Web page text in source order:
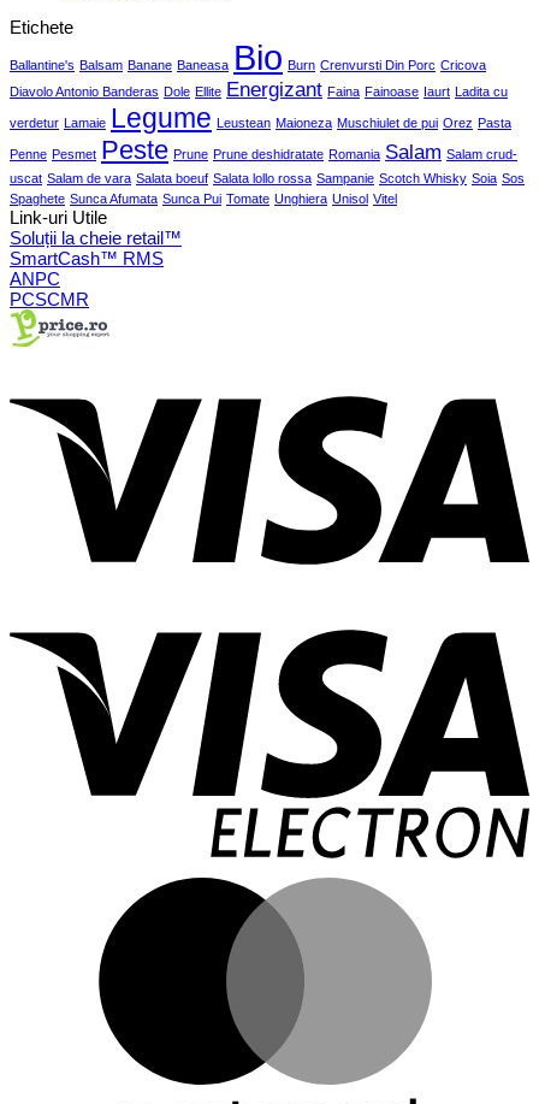
Etichete
Ballantine's Balsam Banane Baneasa Bio Burn Crenvursti Din Porc Cricova
Diavolo Antonio Banderas Dole Ellite Energizant Faina Fainoase Iaurt Ladita cu
verdetur Lamaie Legume Leustean Maioneza Muschiulet de pui Orez Pasta
Penne Pesmet Peste Prune Prune deshidratate Romania Salam Salam crud-
uscat Salam de vara Salata boeuf Salata lollo rossa Sampanie Scotch Whisky Soia Sos
Spaghete Sunca Afumata Sunca Pui Tomate Unghiera Unisol Vitel
Link-uri Utile
Soluții la cheie retail™
SmartCash™ RMS
ANPC
PCSCMR